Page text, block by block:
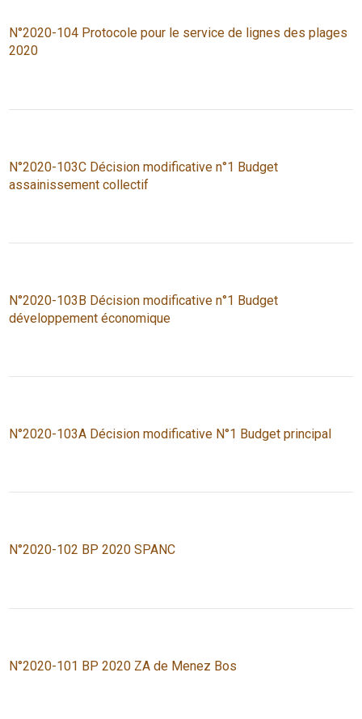
N°2020-104 Protocole pour le service de lignes des plages
2020
N°2020-103C Décision modificative n°1 Budget
assainissement collectif
N°2020-103B Décision modificative n°1 Budget
développement économique
N°2020-103A Décision modificative N°1 Budget principal
N°2020-102 BP 2020 SPANC
N°2020-101 BP 2020 ZA de Menez Bos